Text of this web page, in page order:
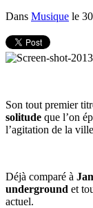
Dans Musique le
Son tout premier
solitude que l’on
l’agitation de la
Déjà comparé à
underground et
actuel.